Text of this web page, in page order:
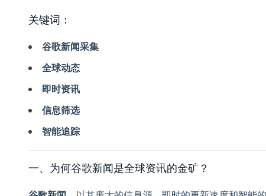
关键词：
谷歌新闻采集
全球动态
即时资讯
信息筛选
智能追踪
一、为何谷歌新闻是全球资讯的金矿？